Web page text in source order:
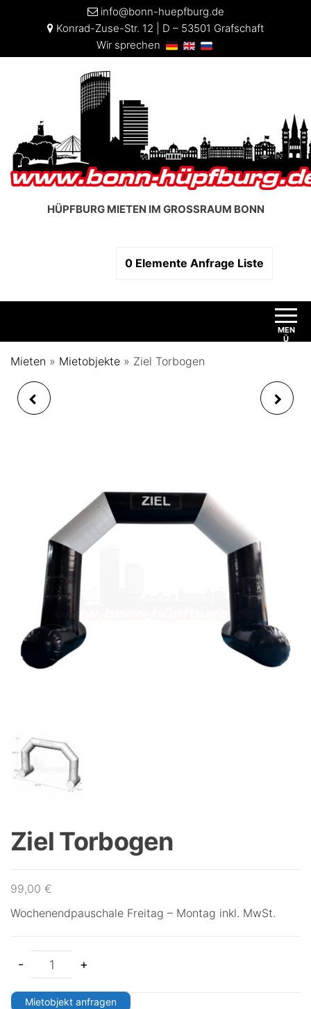
info@bonn-huepfburg.de
Konrad-Zuse-Str. 12 | D – 53501 Grafschaft
Wir sprechen
HÜPFBURG MIETEN IM GROSSRAUM BONN
0 Elemente Anfrage Liste
MEN
Ü
Mieten » Mietobjekte » Ziel Torbogen
Ziel Torbogen
99,00 €
Wochenendpauschale Freitag – Montag inkl. MwSt.
- +
Mietobjekt anfragen